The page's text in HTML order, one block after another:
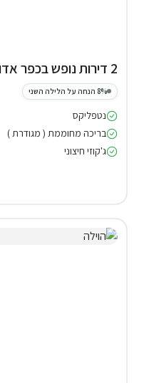
2 דירות נופש בכפר אדומים
8% הנחה על הלילה השני
נטפליקס
בריכה מחוממת ( מגודרת )
ג'קוזי חיצוני